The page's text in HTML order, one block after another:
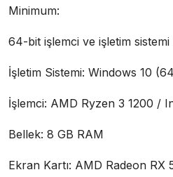
Minimum:
64-bit işlemci ve işletim
İşletim Sistemi: Windows 10
İşlemci: AMD Ryzen 3 1200 /
Bellek: 8 GB RAM
Ekran Kartı: AMD Radeon